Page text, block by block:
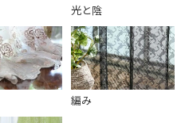
光と陰
編み